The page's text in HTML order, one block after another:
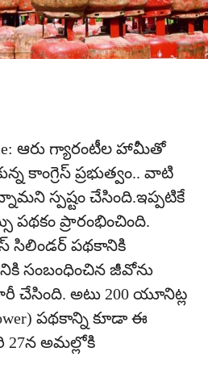
ఆరు గ్యారంటీల హామీతో
కాంగ్రెస్ ప్రభుత్వం.. వాటి
స్పష్టం చేసింది.ఇప్పటికే
పథకం ప్రారంభించింది.
సిలిండర్ పథకానికి
సంబంధించిన జీవోను
చేసింది. అటు 200 యూనిట్ల
పథకాన్ని కూడా ఈ
27న అమల్లోకి